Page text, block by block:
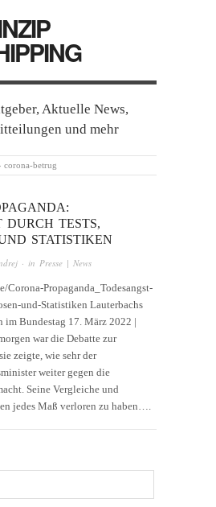
Aktuelle News,
und mehr
corona-betrug
DURCH TESTS,
STATISTIKEN
· in Presse | News
Corona-Propaganda_Todesangst-
und-Statistiken Lauterbachs
im Bundestag 17. März 2022 |
war die Debatte zur
zeigte, wie sehr der
weiter gegen die
Seine Vergleiche und
jedes Maß verloren zu haben….